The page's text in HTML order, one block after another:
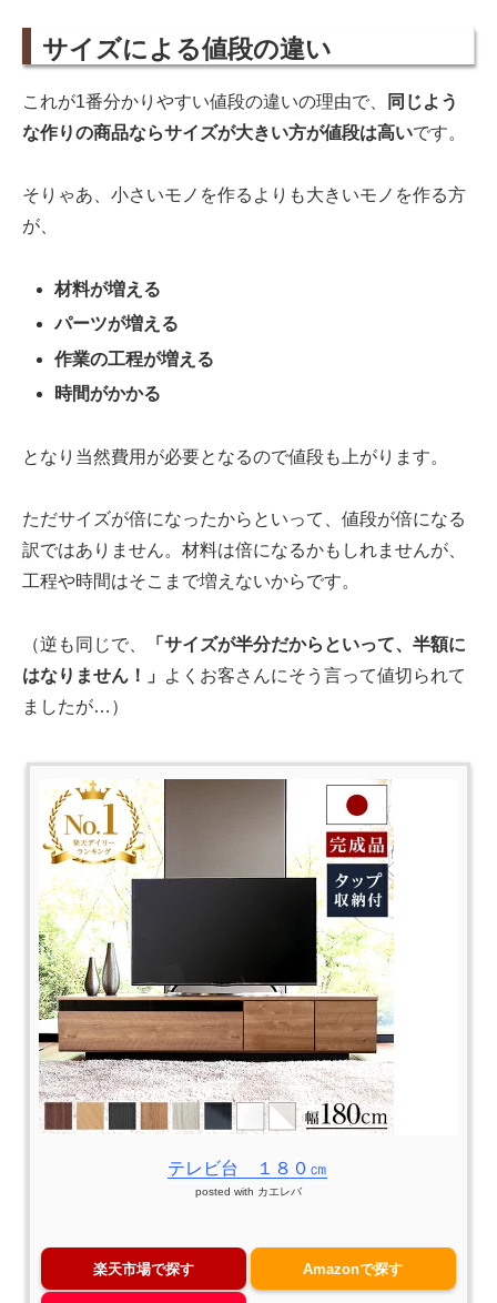
サイズによる値段の違い
これが1番分かりやすい値段の違いの理由で、
同じよう
な作りの商品ならサイズが大きい方が値段は高いです。
そりゃあ、小さいモノを作るよりも大きいモノを作る方
が、
材料が増える
パーツが増える
作業の工程が増える
時間がかかる
となり当然費用が必要となるので値段も上がります。
ただサイズが倍になったからといって、値段が倍になる
訳ではありません。材料は倍になるかもしれませんが、
工程や時間はそこまで増えないからです。
（逆も同じで、
「サイズが半分だからといって、半額に
はなりません！」
よくお客さんにそう言って値切られて
ましたが…）
テレビ台 １８０㎝
posted with カエレバ
楽天市場で探す Amazonで探す